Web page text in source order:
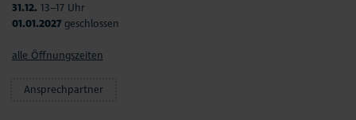
31.12. 13–17 Uhr
01.01.2027 geschlossen
alle Öffnungszeiten
Ansprechpartner